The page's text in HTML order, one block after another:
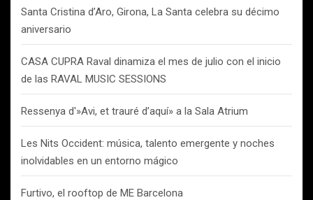
Santa Cristina d’Aro, Girona, La Santa celebra su décimo
aniversario
CASA CUPRA Raval dinamiza el mes de julio con el inicio
de las RAVAL MUSIC SESSIONS
Ressenya d'»Avi, et trauré d’aquí» a la Sala Atrium
Les Nits Occident: música, talento emergente y noches
inolvidables en un entorno mágico
Furtivo, el rooftop de ME Barcelona